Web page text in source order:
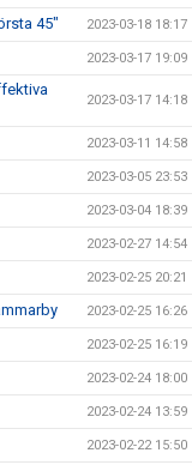
45" 2023-03-18 18:17
2023-03-17 19:09
2023-03-17 14:18
2023-03-11 14:58
2023-03-05 23:53
2023-03-04 18:39
2023-02-27 14:54
2023-02-25 20:21
2023-02-25 16:26
2023-02-25 16:19
2023-02-24 18:00
2023-02-24 13:59
2023-02-22 15:50